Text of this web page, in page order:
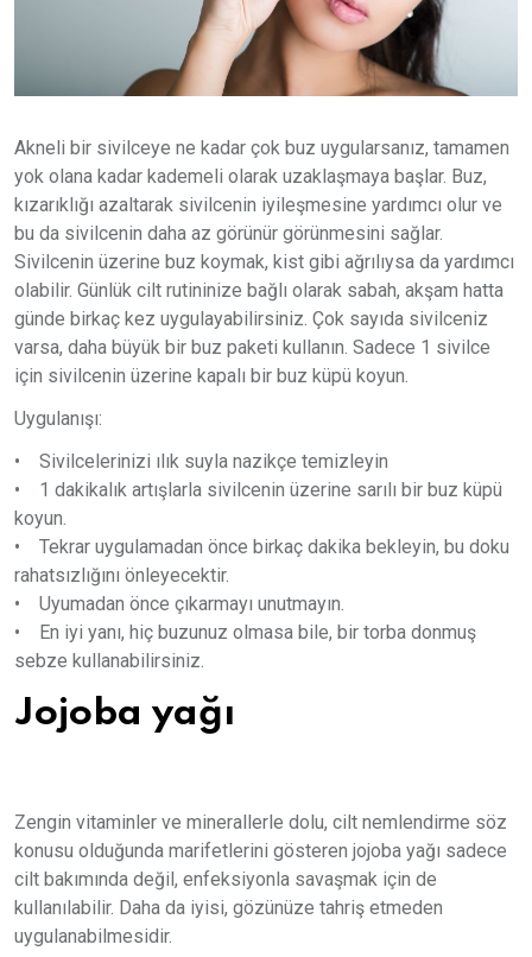
Akneli bir sivilceye ne kadar çok buz uygularsanız, tamamen
yok olana kadar kademeli olarak uzaklaşmaya başlar. Buz,
kızarıklığı azaltarak sivilcenin iyileşmesine yardımcı olur ve
bu da sivilcenin daha az görünür görünmesini sağlar.
Sivilcenin üzerine buz koymak, kist gibi ağrılıysa da yardımcı
olabilir. Günlük cilt rutininize bağlı olarak sabah, akşam hatta
günde birkaç kez uygulayabilirsiniz. Çok sayıda sivilceniz
varsa, daha büyük bir buz paketi kullanın. Sadece 1 sivilce
için sivilcenin üzerine kapalı bir buz küpü koyun.
Uygulanışı:
• Sivilcelerinizi ılık suyla nazikçe temizleyin
• 1 dakikalık artışlarla sivilcenin üzerine sarılı bir buz küpü
koyun.
• Tekrar uygulamadan önce birkaç dakika bekleyin, bu doku
rahatsızlığını önleyecektir.
• Uyumadan önce çıkarmayı unutmayın.
• En iyi yanı, hiç buzunuz olmasa bile, bir torba donmuş
sebze kullanabilirsiniz.
Jojoba yağı
Zengin vitaminler ve minerallerle dolu, cilt nemlendirme söz
konusu olduğunda marifetlerini gösteren jojoba yağı sadece
cilt bakımında değil, enfeksiyonla savaşmak için de
kullanılabilir. Daha da iyisi, gözünüze tahriş etmeden
uygulanabilmesidir.